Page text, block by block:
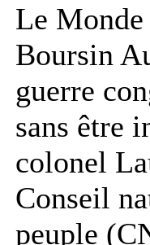
Le
Boursin
guerre
sans être
colonel
Conseil
peuple